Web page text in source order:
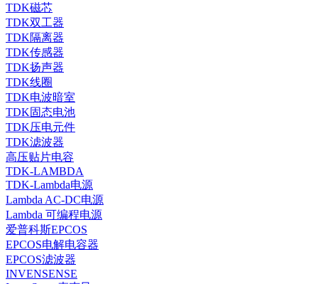
TDK磁芯
TDK双工器
TDK隔离器
TDK传感器
TDK扬声器
TDK线圈
TDK电波暗室
TDK固态电池
TDK压电元件
TDK滤波器
高压贴片电容
TDK-LAMBDA
TDK-Lambda电源
Lambda AC-DC电源
Lambda 可编程电源
爱普科斯EPCOS
EPCOS电解电容器
EPCOS滤波器
INVENSENSE